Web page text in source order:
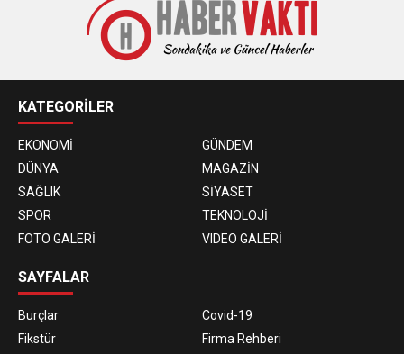
KATEGORİLER
EKONOMİ
GÜNDEM
DÜNYA
MAGAZİN
SAĞLIK
SİYASET
SPOR
TEKNOLOJİ
FOTO GALERİ
VIDEO GALERİ
SAYFALAR
Burçlar
Covid-19
Fikstür
Firma Rehberi